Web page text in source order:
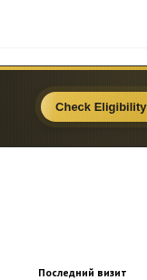
Последний визит